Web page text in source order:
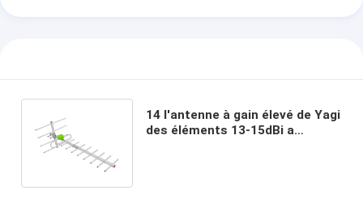
14 l'antenne à gain élevé de Yagi
des éléments 13-15dBi a